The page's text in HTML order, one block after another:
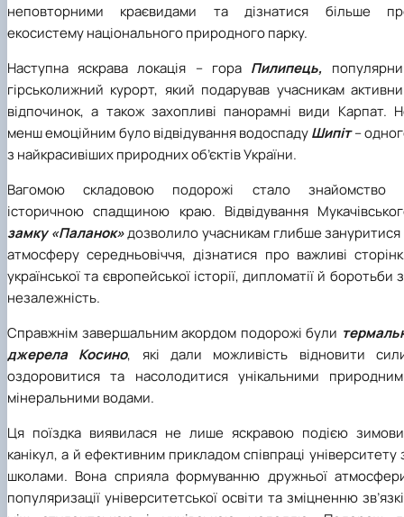
неповторними краєвидами та дізнатися більше
екосистему національного природного парку.
Наступна яскрава локація – гора Пилипець,
гірськолижний курорт, який подарував учасникам
відпочинок, а також захопливі панорамні види Карпат.
менш емоційним було відвідування водоспадуШипіт–
з найкрасивіших природних об’єктів України.
Вагомою складовою подорожі стало знайомство
історичною спадщиною краю. Відвідування
замку «Паланок»дозволило учасникам глибше зануритися
атмосферу середньовіччя, дізнатися про важливі
української та європейської історії, дипломатії й боротьби
незалежність.
Справжнім завершальним акордом подорожі були
джерела Косино, які дали можливість відновити
оздоровитися та насолодитися унікальними
мінеральними водами.
Ця поїздка виявилася не лише яскравою подією
канікул, а й ефективним прикладом співпраці університету
школами. Вона сприяла формуванню дружньої
популяризації університетської освіти та зміцненню